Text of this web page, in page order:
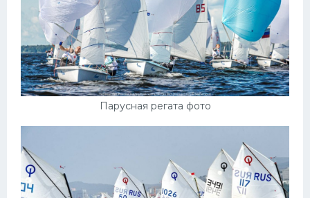
Парусная регата фото